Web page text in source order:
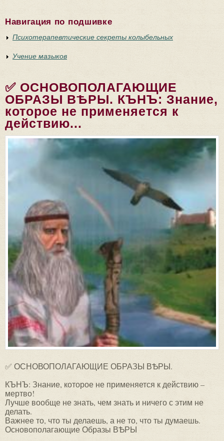
Навигация по подшивке
Психотерапевтические секреты колыбельных
Учение мазыков
✅ ОСНОВОПОЛАГАЮЩИЕ
ОБРАЗЫ ВѢРЫ. КЪНЪ: Знание,
которое не применяется к
действию...
✅ ОСНОВОПОЛАГАЮЩИЕ ОБРАЗЫ ВѢРЫ.
КЪНЪ: Знание, которое не применяется к действию –
мертво!
Лучше вообще не знать, чем знать и ничего с этим не
делать.
Важнее то, что ты делаешь, а не то, что ты думаешь.
Основополагающие Образы ВѢРЫ